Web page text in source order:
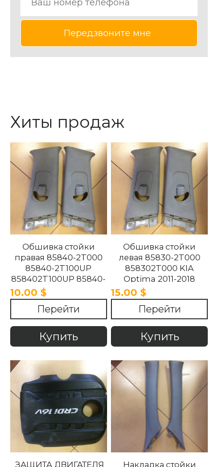
Хиты продаж
Обшивка стойки
правая 85840-2T000
85840-2T100UP
858402T100UP 85840-
2T100UP KIA Optima
2011-2018
10.00 $
Перейти
Купить
Обшивка стойки
левая 85830-2T000
858302T000 KIA
Optima 2011-2018
15.00 $
Перейти
Купить
ЗАЩИТА ДВИГАТЕЛЯ
Накладка стойки